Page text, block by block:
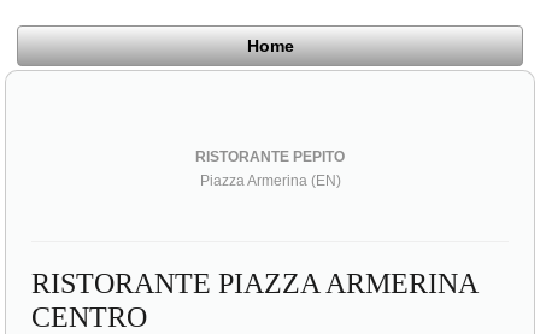
Home
RISTORANTE PEPITO
Piazza Armerina (EN)
RISTORANTE PIAZZA ARMERINA
CENTRO